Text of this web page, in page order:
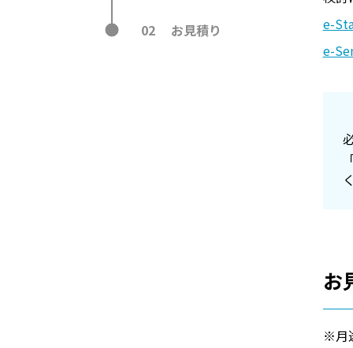
02 お見積り
e-
e-
お
※月